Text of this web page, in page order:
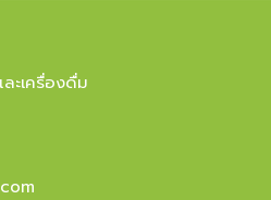
ะเครื่องดื่ม